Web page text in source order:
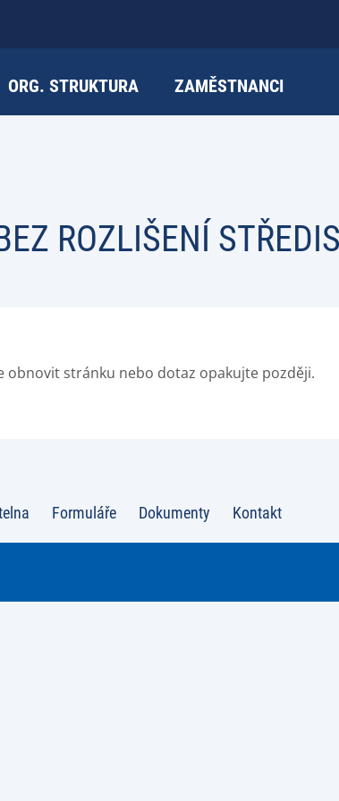
ORG. STRUKTURA ZAMĚSTNANCI
ROZLIŠENÍ
obnovit stránku nebo dotaz opakujte později.
Formuláře Dokumenty Kontakt